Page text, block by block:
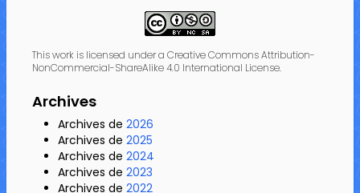
This work is licensed under a Creative Commons Attribution-
NonCommercial-ShareAlike 4.0 International License.
Archives
Archives de 2026
Archives de 2025
Archives de 2024
Archives de 2023
Archives de 2022